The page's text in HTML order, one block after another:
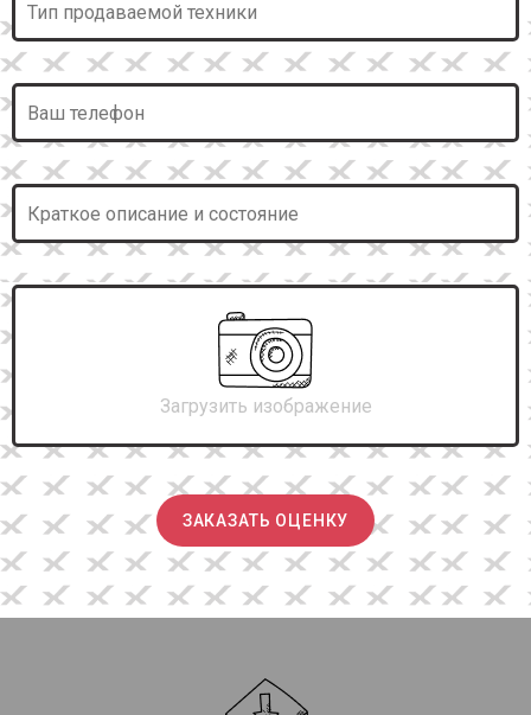
Загрузить изображение
ЗАКАЗАТЬ ОЦЕНКУ